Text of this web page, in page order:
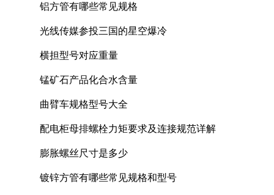
铝方管有哪些常见规格
光线传媒参投三国的星空爆冷
横担型号对应重量
锰矿石产品化合水含量
曲臂车规格型号大全
配电柜母排螺栓力矩要求及连接规范详解
膨胀螺丝尺寸是多少
镀锌方管有哪些常见规格和型号